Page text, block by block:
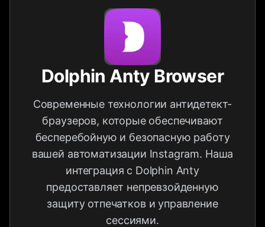
Dolphin Anty Browser
Современные технологии антидетект-
браузеров, которые обеспечивают
бесперебойную и безопасную работу
вашей автоматизации Instagram. Наша
интеграция с Dolphin Anty
предоставляет непревзойденную
защиту отпечатков и управление
сессиями.